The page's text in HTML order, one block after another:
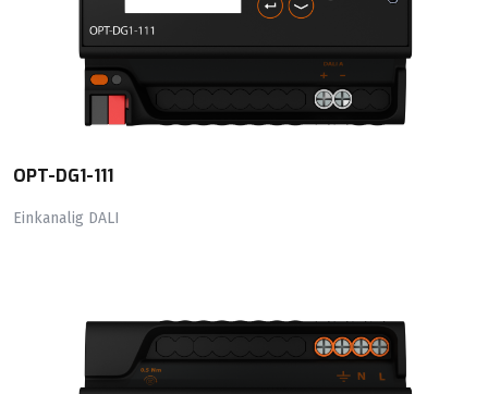
OPT-DG1-111
Einkanalig DALI